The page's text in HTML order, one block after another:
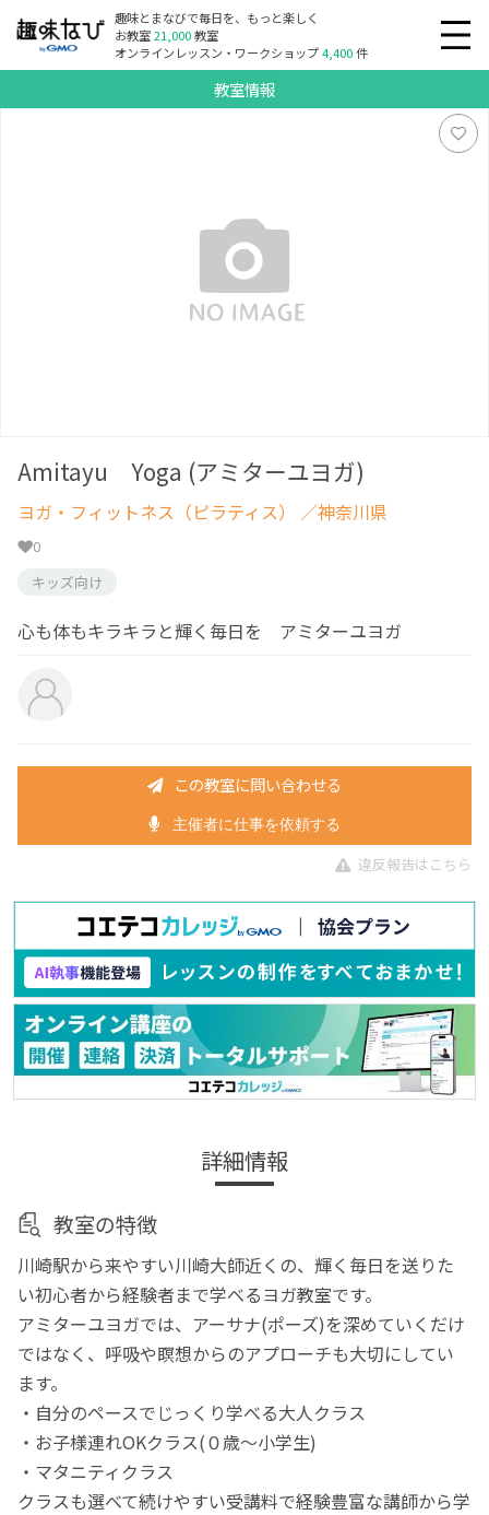
趣味とまなびで毎日を、もっと楽しく
お教室21,000教室
オンラインレッスン・ワークショップ4,400件
教室情報
Amitayu Yoga (アミターユヨガ)
ヨガ・フィットネス（ピラティス） ／神奈川県
0
キッズ向け
心も体もキラキラと輝く毎日を アミターユヨガ
この教室に問い合わせる
主催者に仕事を依頼する
違反報告はこちら
詳細情報
教室の特徴
川崎駅から来やすい川崎大師近くの、輝く毎日を送りた
い初心者から経験者まで学べるヨガ教室です。
アミターユヨガでは、アーサナ(ポーズ)を深めていくだけ
ではなく、呼吸や瞑想からのアプローチも大切にしてい
ます。
・自分のペースでじっくり学べる大人クラス
・お子様連れOKクラス(０歳～小学生)
・マタニティクラス
クラスも選べて続けやすい受講料で経験豊富な講師から学